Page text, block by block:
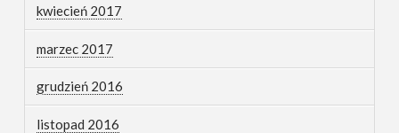
kwiecień 2017
marzec 2017
grudzień 2016
listopad 2016